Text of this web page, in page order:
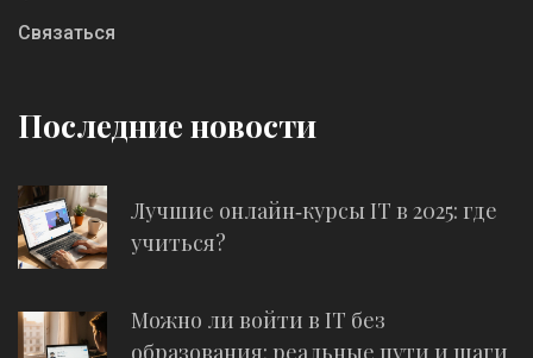
Связаться
Последние новости
Лучшие онлайн‑курсы IT в 2025: где
учиться?
Можно ли войти в IT без
образования: реальные пути и шаги